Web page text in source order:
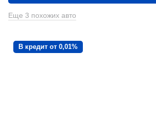
Еще 3 похожих авто
В кредит от 0,01%